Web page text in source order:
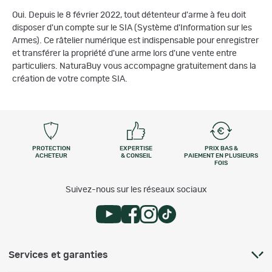
Oui. Depuis le 8 février 2022, tout détenteur d'arme à feu doit
disposer d'un compte sur le SIA (Système d'Information sur les
Armes). Ce râtelier numérique est indispensable pour enregistrer
et transférer la propriété d'une arme lors d'une vente entre
particuliers. NaturaBuy vous accompagne gratuitement dans la
création de votre compte SIA.
PROTECTION
ACHETEUR
EXPERTISE
& CONSEIL
PRIX BAS &
PAIEMENT EN PLUSIEURS
FOIS
Suivez-nous sur les réseaux sociaux
Services et garanties